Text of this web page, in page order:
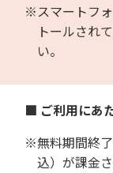
※スマートフ
トールされ
い。
■ ご利用にあ
※無料期間終
込）が課金さ